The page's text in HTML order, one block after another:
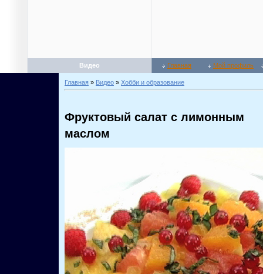
Видео Главная Мой профиль
Главная » Видео » Хобби и образование
Фруктовый салат с лимонным
маслом